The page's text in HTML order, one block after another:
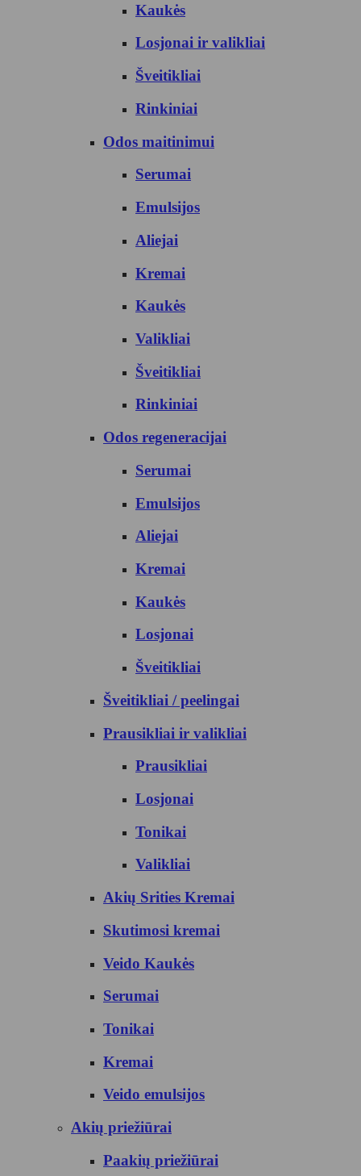
Kaukės
Losjonai ir valikliai
Šveitikliai
Rinkiniai
Odos maitinimui
Serumai
Emulsijos
Aliejai
Kremai
Kaukės
Valikliai
Šveitikliai
Rinkiniai
Odos regeneracijai
Serumai
Emulsijos
Aliejai
Kremai
Kaukės
Losjonai
Šveitikliai
Šveitikliai / peelingai
Prausikliai ir valikliai
Prausikliai
Losjonai
Tonikai
Valikliai
Akių Srities Kremai
Skutimosi kremai
Veido Kaukės
Serumai
Tonikai
Kremai
Veido emulsijos
Akių priežiūrai
Paakių priežiūrai